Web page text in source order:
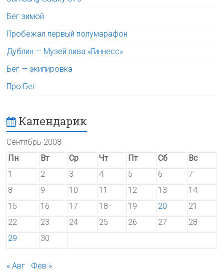
Бег зимой
Пробежал первый полумарафон
Дублин — Музей пива «Гиннесс»
Бег — экипировка
Про Бег
Календарик
Сентябрь 2008
Пн
Вт Ср Чт Пт Сб
Вс
1
2 3 4 5 6
7
8
9 10 11 12 13
14
15
16 17 18 19 20
21
22
23 24 25 26 27
28
29
30
« Авг Фев »